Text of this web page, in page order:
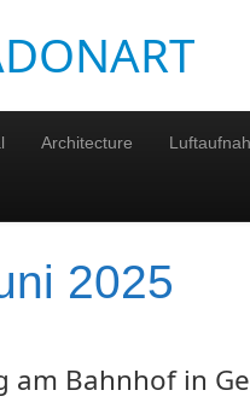
Architecture
2025
Bahnhof in